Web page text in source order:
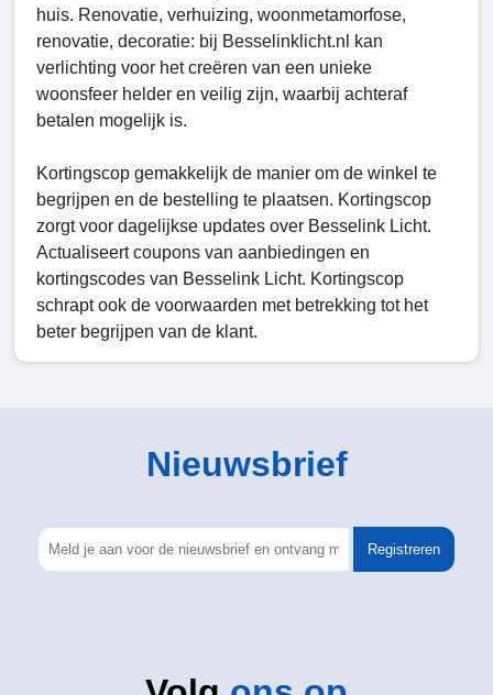
huis. Renovatie, verhuizing, woonmetamorfose,
renovatie, decoratie: bij Besselinklicht.nl kan
verlichting voor het creëren van een unieke
woonsfeer helder en veilig zijn, waarbij achteraf
betalen mogelijk is.
Kortingscop gemakkelijk de manier om de winkel te
begrijpen en de bestelling te plaatsen. Kortingscop
zorgt voor dagelijkse updates over Besselink Licht.
Actualiseert coupons van aanbiedingen en
kortingscodes van Besselink Licht. Kortingscop
schrapt ook de voorwaarden met betrekking tot het
beter begrijpen van de klant.
Nieuwsbrief
Registreren